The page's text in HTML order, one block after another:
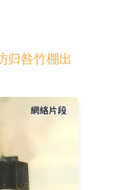
药
已顺利通过
控制关系
管措施
哔哩上海滨
和
出"山
归咎竹棚出